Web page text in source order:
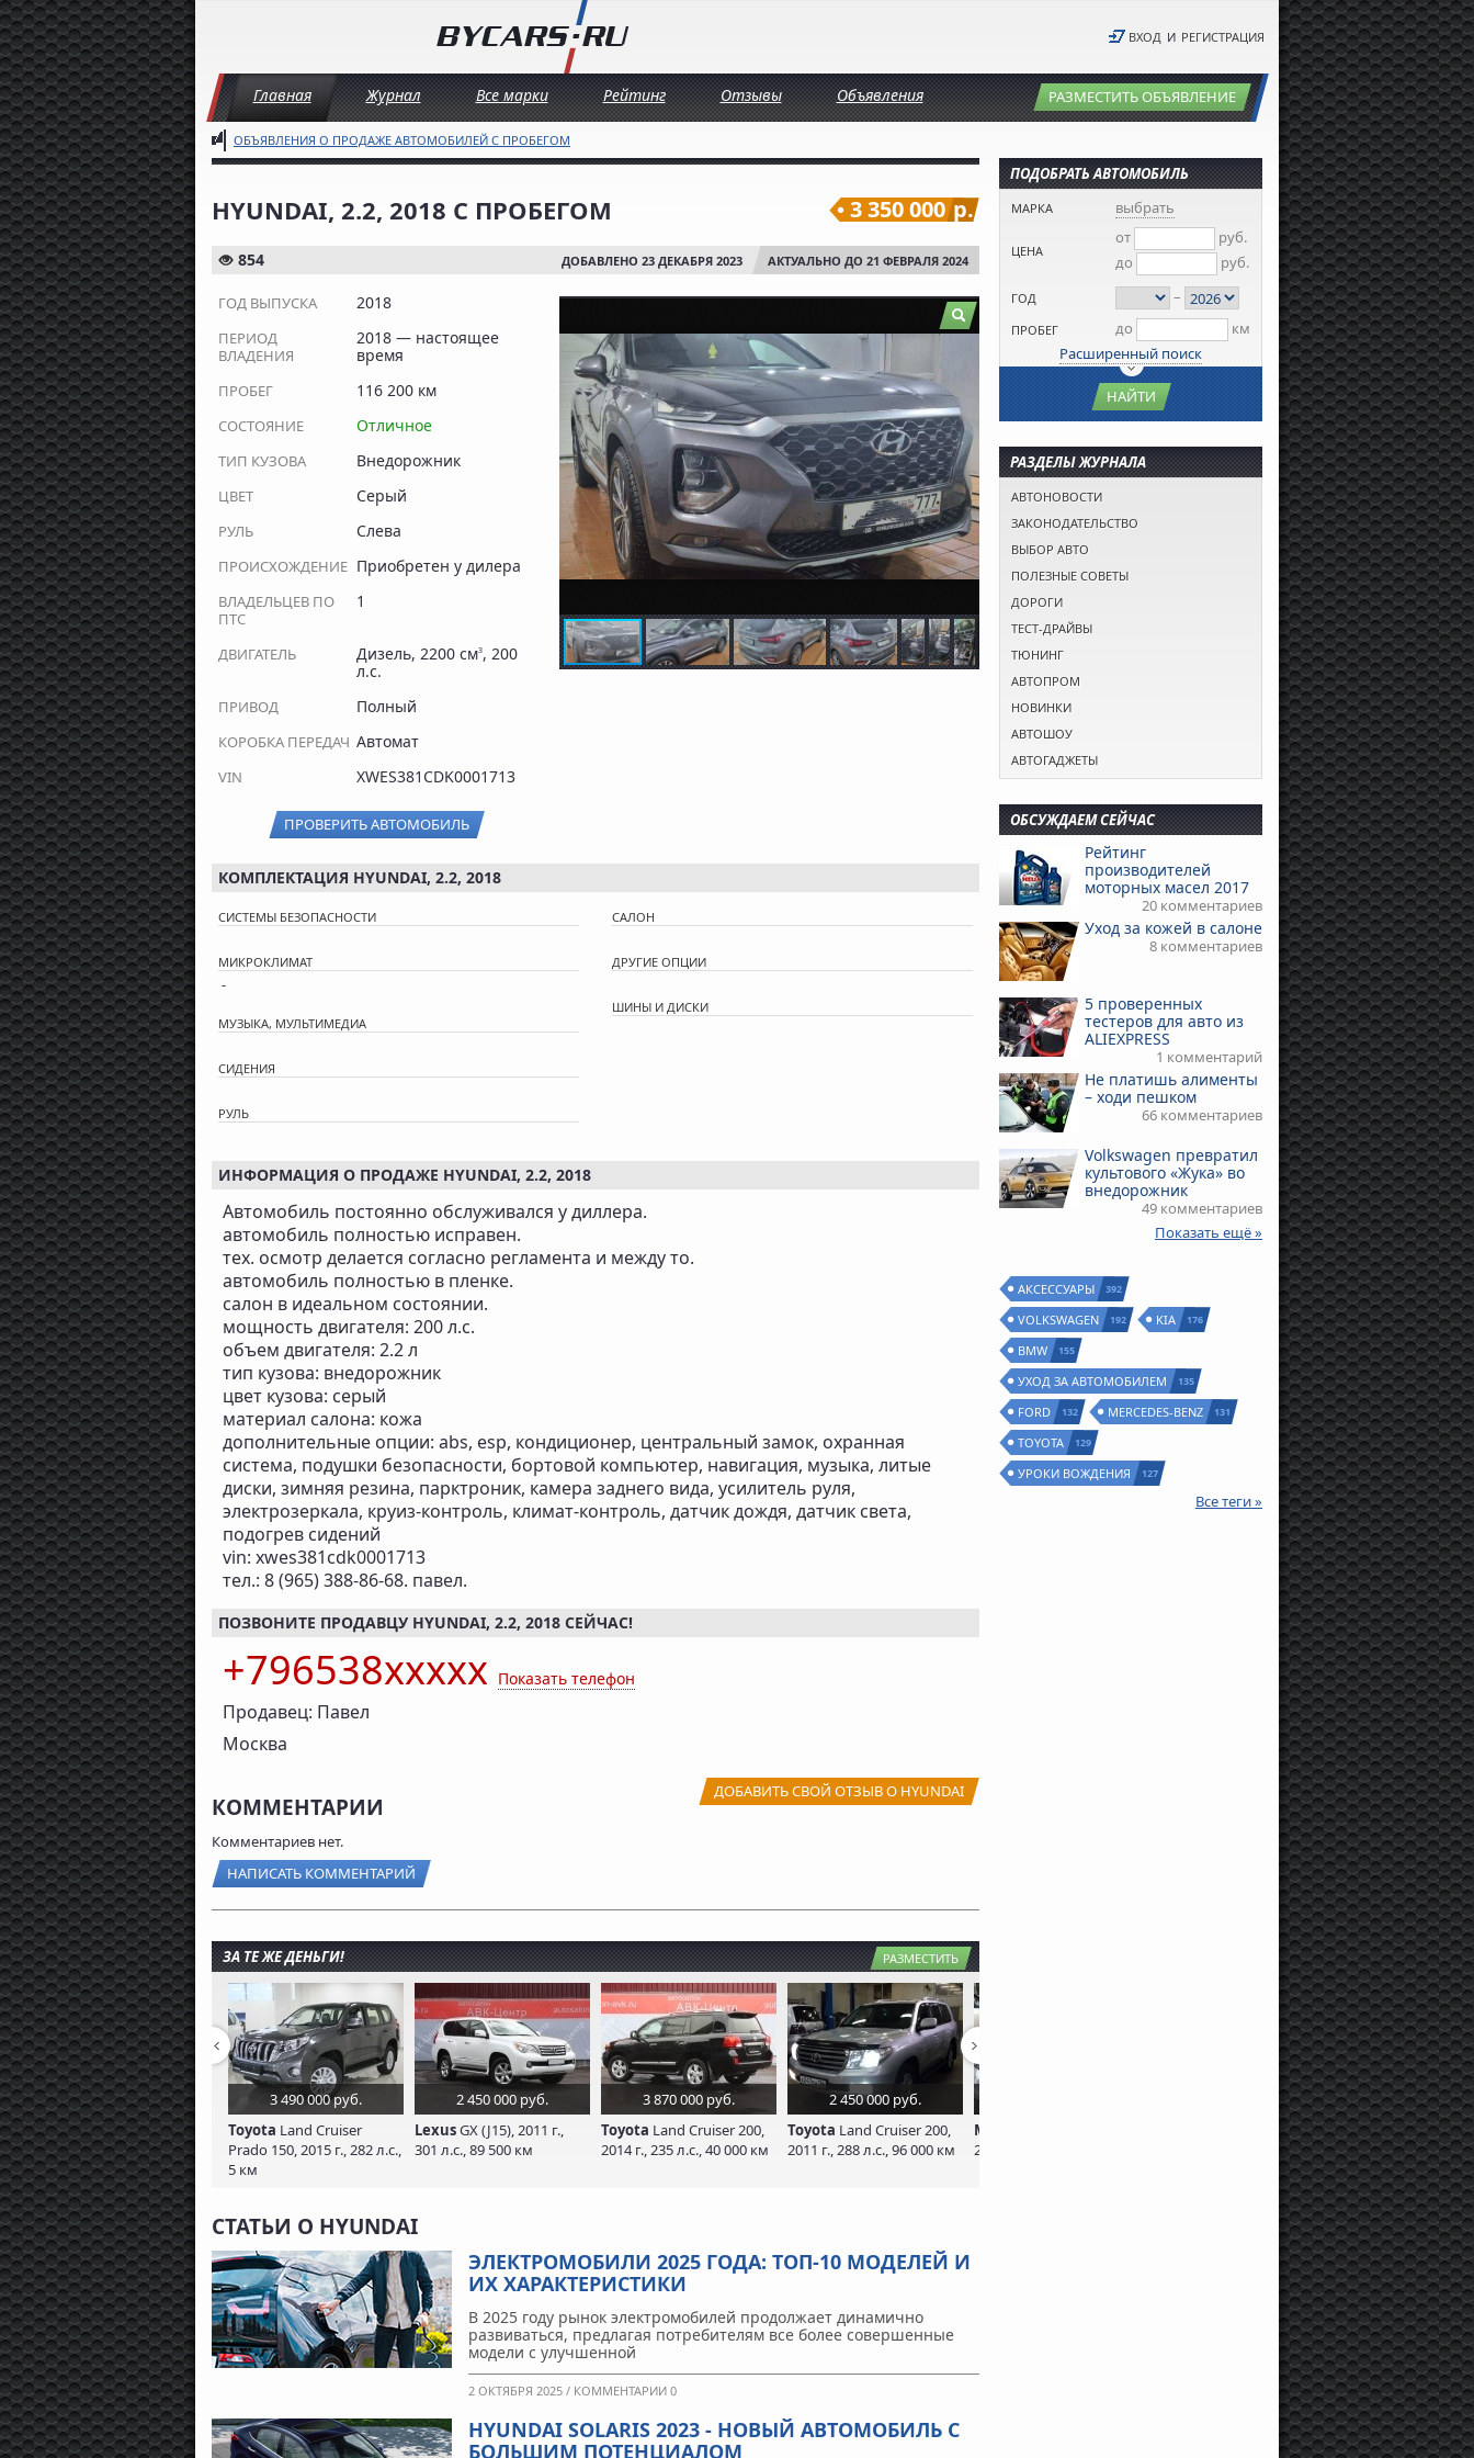
ВХОД И РЕГИСТРАЦИЯ
Главная Журнал Все марки Рейтинг Отзывы Объявления РАЗМЕСТИТЬ ОБЪЯВЛЕНИЕ
ОБЪЯВЛЕНИЯ О ПРОДАЖЕ АВТОМОБИЛЕЙ С ПРОБЕГОМ
HYUNDAI, 2.2, 2018 С ПРОБЕГОМ 3 350 000 р.
854 ДОБАВЛЕНО 23 ДЕКАБРЯ 2023 АКТУАЛЬНО ДО 21 ФЕВРАЛЯ 2024
ГОД ВЫПУСКА 2018
ПЕРИОД
ВЛАДЕНИЯ
2018 — настоящее
время
ПРОБЕГ 116 200 км
СОСТОЯНИЕ Отличное
ТИП КУЗОВА Внедорожник
ЦВЕТ Серый
РУЛЬ Слева
ПРОИСХОЖДЕНИЕ Приобретен у дилера
ВЛАДЕЛЬЦЕВ ПО
ПТС
1
ДВИГАТЕЛЬ Дизель, 2200 см3, 200
л.с.
ПРИВОД Полный
КОРОБКА ПЕРЕДАЧ Автомат
VIN XWES381CDK0001713
ПРОВЕРИТЬ АВТОМОБИЛЬ
КОМПЛЕКТАЦИЯ HYUNDAI, 2.2, 2018
СИСТЕМЫ БЕЗОПАСНОСТИ
МИКРОКЛИМАТ
-
МУЗЫКА, МУЛЬТИМЕДИА
СИДЕНИЯ
РУЛЬ
САЛОН
ДРУГИЕ ОПЦИИ
ШИНЫ И ДИСКИ
ИНФОРМАЦИЯ О ПРОДАЖЕ HYUNDAI, 2.2, 2018
Автомобиль постоянно обслуживался у диллера.
автомобиль полностью исправен.
тех. осмотр делается согласно регламента и между то.
автомобиль полностью в пленке.
салон в идеальном состоянии.
мощность двигателя: 200 л.с.
объем двигателя: 2.2 л
тип кузова: внедорожник
цвет кузова: серый
материал салона: кожа
дополнительные опции: abs, esp, кондиционер, центральный замок, охранная
система, подушки безопасности, бортовой компьютер, навигация, музыка, литые
диски, зимняя резина, парктроник, камера заднего вида, усилитель руля,
электрозеркала, круиз-контроль, климат-контроль, датчик дождя, датчик света,
подогрев сидений
vin: xwes381cdk0001713
тел.: 8 (965) 388-86-68. павел.
ПОЗВОНИТЕ ПРОДАВЦУ HYUNDAI, 2.2, 2018 СЕЙЧАС!
+796538xxxxx Показать телефон
Продавец: Павел
Москва
ДОБАВИТЬ СВОЙ ОТЗЫВ О HYUNDAI
КОММЕНТАРИИ
Комментариев нет.
НАПИСАТЬ КОММЕНТАРИЙ
ЗА ТЕ ЖЕ ДЕНЬГИ! РАЗМЕСТИТЬ
3 490 000 руб.
Toyota Land Cruiser
Prado 150, 2015 г., 282 л.с.,
5 км
2 450 000 руб.
LexusGX (J15), 2011 г.,
301 л.с., 89 500 км
3 870 000 руб.
Toyota Land Cruiser 200,
2014 г., 235 л.с., 40 000 км
2 450 000 руб.
Toyota Land Cruiser 200,
2011 г., 288 л.с., 96 000 км
Mercedes-Benz
2012 г., 306 л.с., 91 000 км
3 588 000 руб.
Porsche Macan S, 2015 г.,
3 290 000
BMWX5 (E53),
306 л.с., 5 650 км
СТАТЬИ О HYUNDAI
ЭЛЕКТРОМОБИЛИ 2025 ГОДА: ТОП-10 МОДЕЛЕЙ И
ИХ ХАРАКТЕРИСТИКИ
В 2025 году рынок электромобилей продолжает динамично
развиваться, предлагая потребителям все более совершенные
модели с улучшенной
2 ОКТЯБРЯ 2025 / КОММЕНТАРИИ 0
HYUNDAI SOLARIS 2023 - НОВЫЙ АВТОМОБИЛЬ С
БОЛЬШИМ ПОТЕНЦИАЛОМ
ПОДОБРАТЬ АВТОМОБИЛЬ
МАРКА выбрать
ЦЕНА
от
руб.
до
руб.
ГОД –
ПРОБЕГ до
км
Расширенный поиск
НАЙТИ
РАЗДЕЛЫ ЖУРНАЛА
АВТОНОВОСТИ
ЗАКОНОДАТЕЛЬСТВО
ВЫБОР АВТО
ПОЛЕЗНЫЕ СОВЕТЫ
ДОРОГИ
ТЕСТ-ДРАЙВЫ
ТЮНИНГ
АВТОПРОМ
НОВИНКИ
АВТОШОУ
АВТОГАДЖЕТЫ
ОБСУЖДАЕМ СЕЙЧАС
Рейтинг
производителей
моторных масел 2017
20 комментариев
Уход за кожей в салоне
8 комментариев
5 проверенных
тестеров для авто из
ALIEXPRESS
1 комментарий
Не платишь алименты
– ходи пешком
66 комментариев
Volkswagen превратил
культового «Жука» во
внедорожник
49 комментариев
Показать ещё »
АКСЕССУАРЫ 392
VOLKSWAGEN 192 KIA 176
BMW 155
УХОД ЗА АВТОМОБИЛЕМ 135
FORD 132 MERCEDES-BENZ 131
TOYOTA 129
УРОКИ ВОЖДЕНИЯ 127
Все теги »